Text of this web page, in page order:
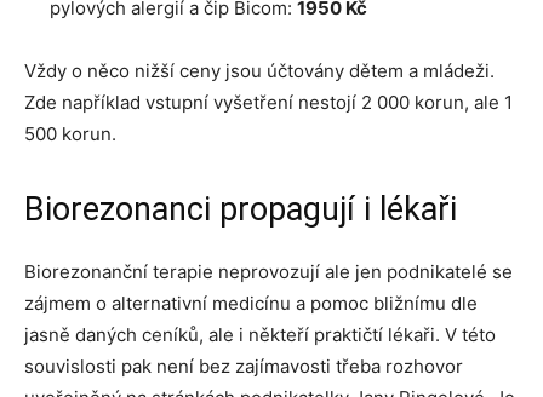
pylových alergií a čip Bicom: 1950 Kč
Vždy o něco nižší ceny jsou účtovány dětem a mládeži.
Zde například vstupní vyšetření nestojí 2 000 korun, ale 1
500 korun.
Biorezonanci propagují i lékaři
Biorezonanční terapie neprovozují ale jen podnikatelé se
zájmem o alternativní medicínu a pomoc bližnímu dle
jasně daných ceníků, ale i někteří praktičtí lékaři. V této
souvislosti pak není bez zajímavosti třeba rozhovor